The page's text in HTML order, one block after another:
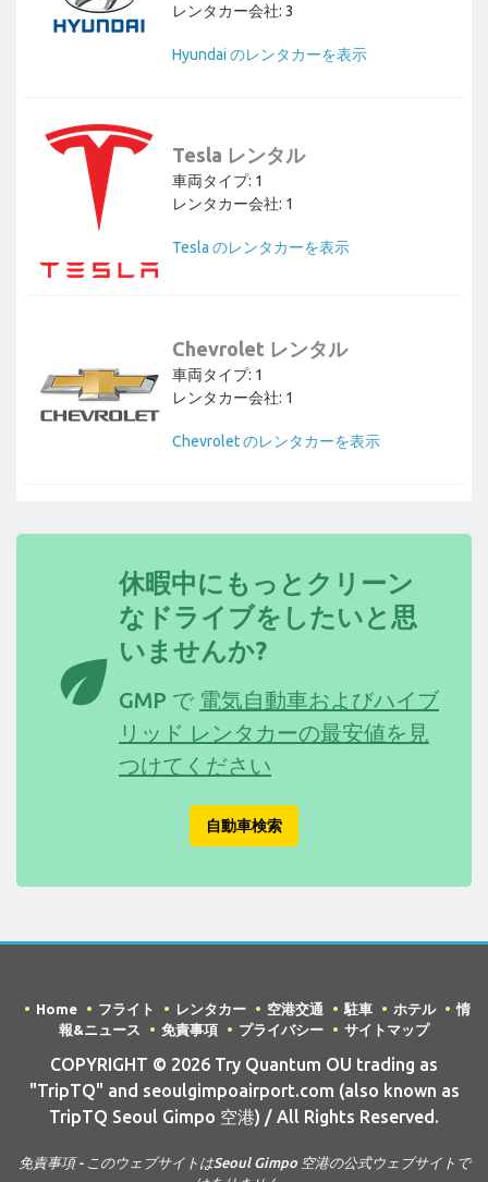
レンタカー会社: 3
Hyundai のレンタカーを表示
Tesla レンタル
車両タイプ: 1
レンタカー会社: 1
Tesla のレンタカーを表示
Chevrolet レンタル
車両タイプ: 1
レンタカー会社: 1
Chevrolet のレンタカーを表示
eco
休暇中にもっとクリーン
なドライブをしたいと思
いませんか?
GMP で 電気自動車およびハイブ
リッド レンタカーの最安値を見
つけてください
自動車検索
Home フライト レンタカー 空港交通 駐車 ホテル
情
報&ニュース
免責事項 プライバシー サイトマップ
COPYRIGHT © 2026 Try Quantum OU trading as
"TripTQ" and seoulgimpoairport.com (also known as
TripTQ Seoul Gimpo 空港) / All Rights Reserved.
免責事項 - このウェブサイトはSeoul Gimpo 空港の公式ウェブサイトで